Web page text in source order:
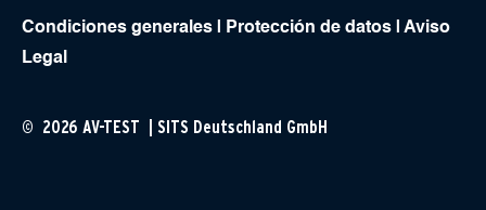
Condiciones generales Protección de datos
Aviso
Legal
© 2026 AV-TEST | SITS Deutschland GmbH